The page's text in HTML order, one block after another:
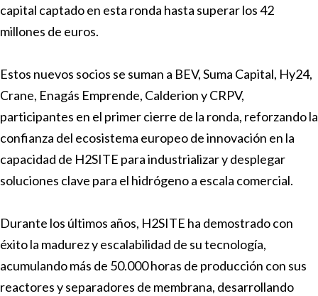
capital captado en esta ronda hasta superar los 42
millones de euros.
Estos nuevos socios se suman a BEV, Suma Capital, Hy24,
Crane, Enagás Emprende, Calderion y CRPV,
participantes en el primer cierre de la ronda, reforzando la
confianza del ecosistema europeo de innovación en la
capacidad de H2SITE para industrializar y desplegar
soluciones clave para el hidrógeno a escala comercial.
Durante los últimos años, H2SITE ha demostrado con
éxito la madurez y escalabilidad de su tecnología,
acumulando más de 50.000 horas de producción con sus
reactores y separadores de membrana, desarrollando